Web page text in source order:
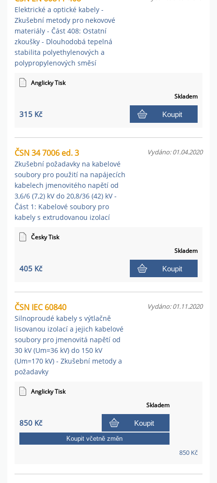
Elektrické a optické kabely -
Zkušební metody pro nekovové
materiály - Část 408: Ostatní
zkoušky - Dlouhodobá tepelná
stabilita polyethylenových a
polypropylenových směsí
Anglicky Tisk
Skladem
315 Kč Koupit
ČSN 34 7006 ed. 3
Zkušební požadavky na kabelové
soubory pro použití na napájecích
kabelech jmenovitého napětí od
3,6/6 (7,2) kV do 20,8/36 (42) kV -
Část 1: Kabelové soubory pro
kabely s extrudovanou izolací
Vydáno: 01.04.2020
Česky Tisk
Skladem
405 Kč Koupit
ČSN IEC 60840
Silnoproudé kabely s výtlačně
lisovanou izolací a jejich kabelové
soubory pro jmenovitá napětí od
30 kV (Um=36 kV) do 150 kV
(Um=170 kV) - Zkušební metody a
požadavky
Vydáno: 01.11.2020
Anglicky Tisk
Skladem
850 Kč Koupit
850 Kč
Koupit včetně změn